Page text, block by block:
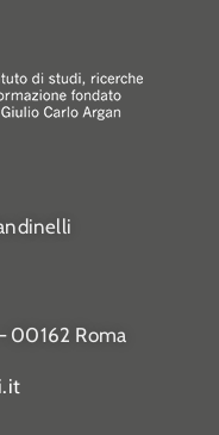
00162 Roma